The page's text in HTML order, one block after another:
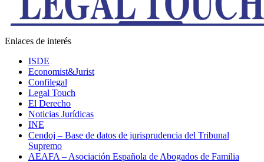
Enlaces de interés
ISDE
Economist&Jurist
Confilegal
Legal Touch
El Derecho
Noticias Jurídicas
INE
Cendoj – Base de datos de jurisprudencia del Tribunal
Supremo
AEAFA – Asociación Española de Abogados de Familia